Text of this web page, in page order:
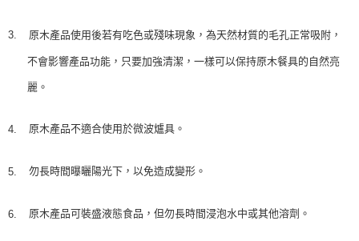
3. 原木產品使用後若有吃色或殘味現象，為天然材質的毛孔正常吸附，
不會影響產品功能，只要加強清潔，一樣可以保持原木餐具的自然亮
麗。
4. 原木產品不適合使用於微波爐具。
5. 勿長時間曝曬陽光下，以免造成變形。
6. 原木產品可裝盛液態食品，但勿長時間浸泡水中或其他溶劑。